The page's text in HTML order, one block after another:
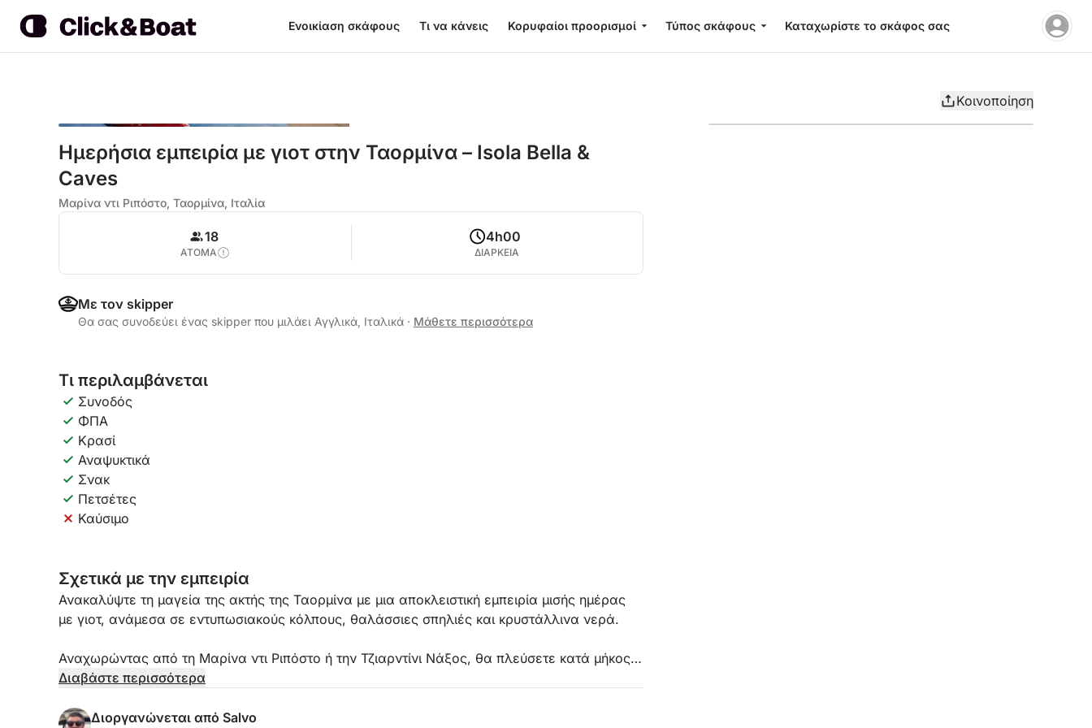
Ενοικίαση σκάφους Τι να κάνεις Κορυφαίοι προορισμοί Τύπος σκάφους Καταχωρίστε το σκάφος σας
Κοινοποίηση
Ημερήσια εμπειρία με γιοτ στην Ταορμίνα – Isola Bella &
Caves
Μαρίνα ντι Ριπόστο, Ταορμίνα, Ιταλία
18
ΑΤΟΜΑ
4h00
ΔΙΑΡΚΕΙΑ
Με τον skipper
Θα σας συνοδεύει ένας skipper που μιλάει Αγγλικά, Ιταλικά · Μάθετε περισσότερα
Τι περιλαμβάνεται
Συνοδός
ΦΠΑ
Κρασί
Αναψυκτικά
Σνακ
Πετσέτες
Καύσιμο
Σχετικά με την εμπειρία
Ανακαλύψτε τη μαγεία της ακτής της Ταορμίνα με μια αποκλειστική εμπειρία μισής ημέρας
με γιοτ, ανάμεσα σε εντυπωσιακούς κόλπους, θαλάσσιες σπηλιές και κρυστάλλινα νερά.
Αναχωρώντας από τη Μαρίνα ντι Ριπόστο ή την Τζιαρντίνι Νάξος, θα πλεύσετε κατά μήκος
μιας από τις πιο μαγευτικές περιοχές της Σικελίας, όπου η φύση, η θάλασσα και τα
εμβληματικά αξιοθέατα όπως η Ίσολα Μπέλα, το Κάπο Ταορμίνα και οι υποβλητικές
Διαβάστε περισσότερα
Διοργανώνεται από Salvo